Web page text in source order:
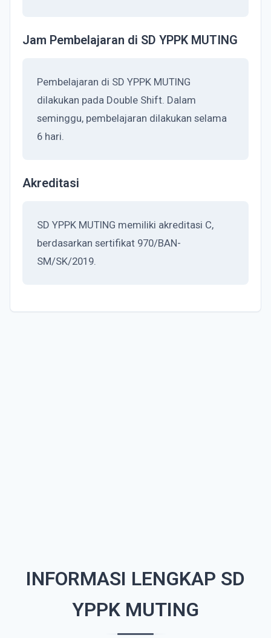
Jam Pembelajaran di SD YPPK MUTING
Pembelajaran di SD YPPK MUTING
dilakukan pada Double Shift. Dalam
seminggu, pembelajaran dilakukan selama
6 hari.
Akreditasi
SD YPPK MUTING memiliki akreditasi C,
berdasarkan sertifikat 970/BAN-
SM/SK/2019.
INFORMASI LENGKAP SD
YPPK MUTING